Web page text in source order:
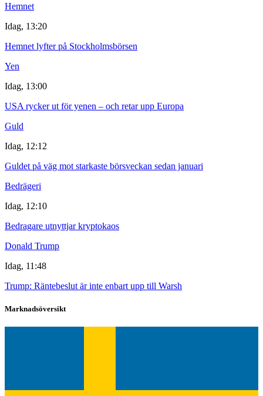
Hemnet
Idag, 13:20
Hemnet lyfter på Stockholmsbörsen
Yen
Idag, 13:00
USA rycker ut för yenen – och retar upp Europa
Guld
Idag, 12:12
Guldet på väg mot starkaste börsveckan sedan januari
Bedrägeri
Idag, 12:10
Bedragare utnyttjar kryptokaos
Donald Trump
Idag, 11:48
Trump: Räntebeslut är inte enbart upp till Warsh
Marknadsöversikt